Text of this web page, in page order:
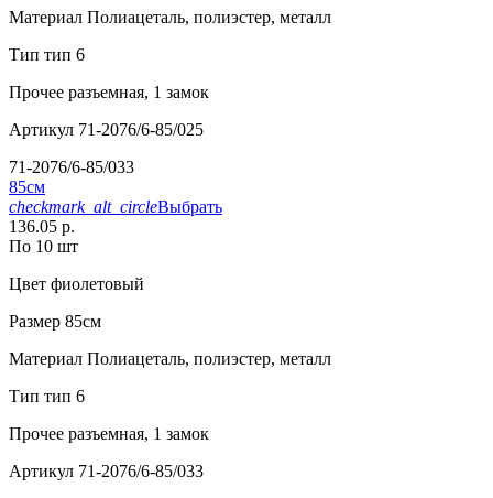
Материал Полиацеталь, полиэстер, металл
Тип тип 6
Прочее разъемная, 1 замок
Артикул 71-2076/6-85/025
71-2076/6-85/033
85см
checkmark_alt_circleВыбрать
136.05 р.
По 10 шт
Цвет фиолетовый
Размер 85см
Материал Полиацеталь, полиэстер, металл
Тип тип 6
Прочее разъемная, 1 замок
Артикул 71-2076/6-85/033